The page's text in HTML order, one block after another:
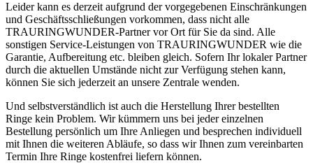
Leider kann es derzeit aufgrund der vorgegebenen Einschränkungen
und Geschäftsschließungen vorkommen, dass nicht alle
TRAURINGWUNDER-Partner vor Ort für Sie da sind. Alle
sonstigen Service-Leistungen von TRAURINGWUNDER wie die
Garantie, Aufbereitung etc. bleiben gleich. Sofern Ihr lokaler Partner
durch die aktuellen Umstände nicht zur Verfügung stehen kann,
können Sie sich jederzeit an unsere Zentrale wenden.
Und selbstverständlich ist auch die Herstellung Ihrer bestellten
Ringe kein Problem. Wir kümmern uns bei jeder einzelnen
Bestellung persönlich um Ihre Anliegen und besprechen individuell
mit Ihnen die weiteren Abläufe, so dass wir Ihnen zum vereinbarten
Termin Ihre Ringe kostenfrei liefern können.